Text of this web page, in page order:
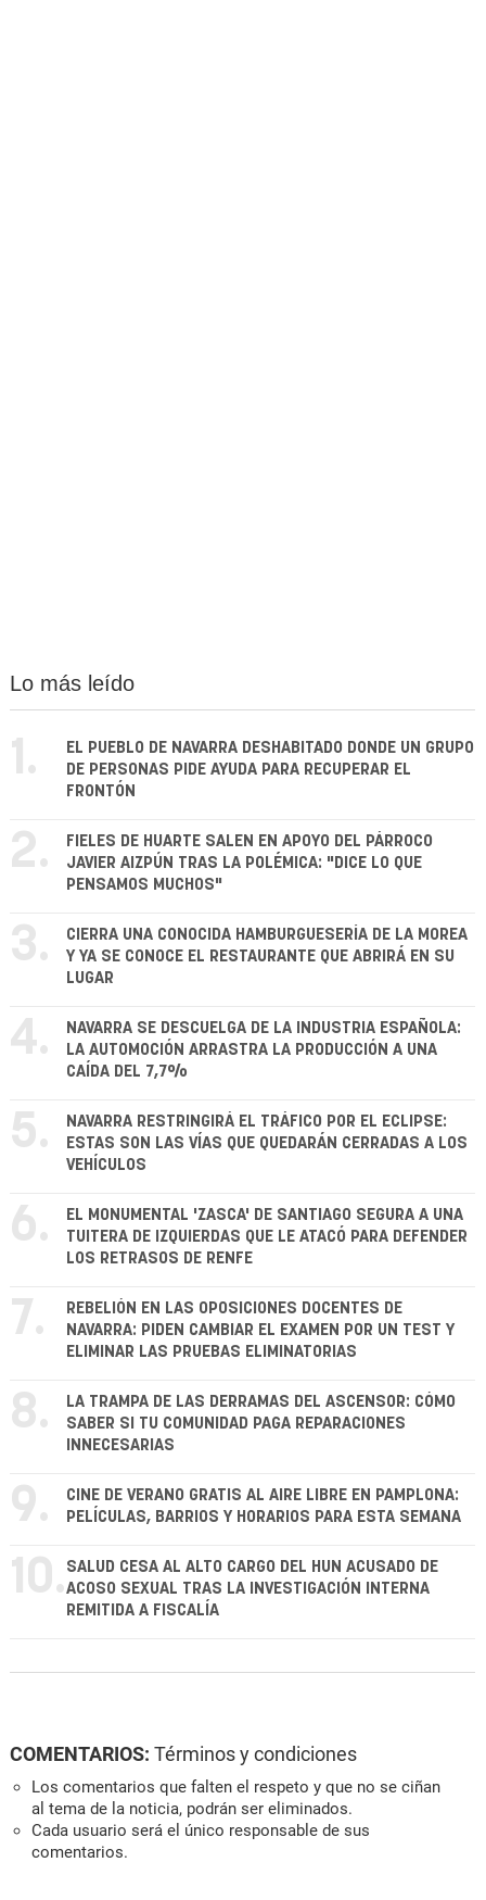
Lo más leído
1.
EL PUEBLO DE NAVARRA DESHABITADO DONDE UN GRUPO
DE PERSONAS PIDE AYUDA PARA RECUPERAR EL
FRONTÓN
2.
FIELES DE HUARTE SALEN EN APOYO DEL PÁRROCO
JAVIER AIZPÚN TRAS LA POLÉMICA: "DICE LO QUE
PENSAMOS MUCHOS"
3.
CIERRA UNA CONOCIDA HAMBURGUESERÍA DE LA MOREA
Y YA SE CONOCE EL RESTAURANTE QUE ABRIRÁ EN SU
LUGAR
4.
NAVARRA SE DESCUELGA DE LA INDUSTRIA ESPAÑOLA:
LA AUTOMOCIÓN ARRASTRA LA PRODUCCIÓN A UNA
CAÍDA DEL 7,7%
5.
NAVARRA RESTRINGIRÁ EL TRÁFICO POR EL ECLIPSE:
ESTAS SON LAS VÍAS QUE QUEDARÁN CERRADAS A LOS
VEHÍCULOS
6.
EL MONUMENTAL 'ZASCA' DE SANTIAGO SEGURA A UNA
TUITERA DE IZQUIERDAS QUE LE ATACÓ PARA DEFENDER
LOS RETRASOS DE RENFE
7.
REBELIÓN EN LAS OPOSICIONES DOCENTES DE
NAVARRA: PIDEN CAMBIAR EL EXAMEN POR UN TEST Y
ELIMINAR LAS PRUEBAS ELIMINATORIAS
8.
LA TRAMPA DE LAS DERRAMAS DEL ASCENSOR: CÓMO
SABER SI TU COMUNIDAD PAGA REPARACIONES
INNECESARIAS
9.
CINE DE VERANO GRATIS AL AIRE LIBRE EN PAMPLONA:
PELÍCULAS, BARRIOS Y HORARIOS PARA ESTA SEMANA
10. SALUD CESA AL ALTO CARGO DEL HUN ACUSADO DE
ACOSO SEXUAL TRAS LA INVESTIGACIÓN INTERNA
REMITIDA A FISCALÍA
COMENTARIOS: Términos y condiciones
Los comentarios que falten el respeto y que no se ciñan
al tema de la noticia, podrán ser eliminados.
Cada usuario será el único responsable de sus
comentarios.